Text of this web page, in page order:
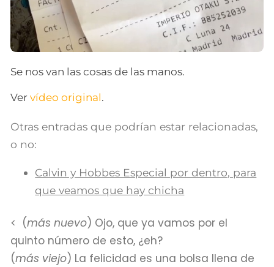
Se nos van las cosas de las manos.
Vervídeo original.
Otras entradas que podrían estar relacionadas,
o no:
Calvin y Hobbes Especial por dentro, para
que veamos que hay chicha
(más nuevo) Ojo, que ya vamos por el
quinto número de esto, ¿eh?
(más viejo) La felicidad es una bolsa llena de